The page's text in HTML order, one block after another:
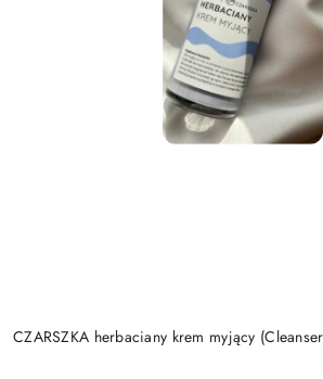
CZARSZKA herbaciany krem myjący